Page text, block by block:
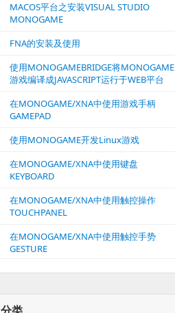
MACOS平台之安装VISUAL STUDIO
MONOGAME
FNA的安装及使用
使用MONOGAMEBRIDGE将MONOGAME
游戏编译成JAVASCRIPT运行于WEB平台
在MONOGAME/XNA中使用游戏手柄
GAMEPAD
使用MONOGAME开发Linux游戏
在MONOGAME/XNA中使用键盘
KEYBOARD
在MONOGAME/XNA中使用触控操作
TOUCHPANEL
在MONOGAME/XNA中使用触控手势
GESTURE